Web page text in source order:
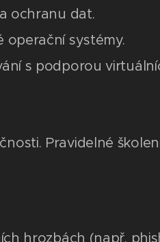
ochranu dat.
operační systémy.
s podporou
Pravidelné
hrozbách (např.